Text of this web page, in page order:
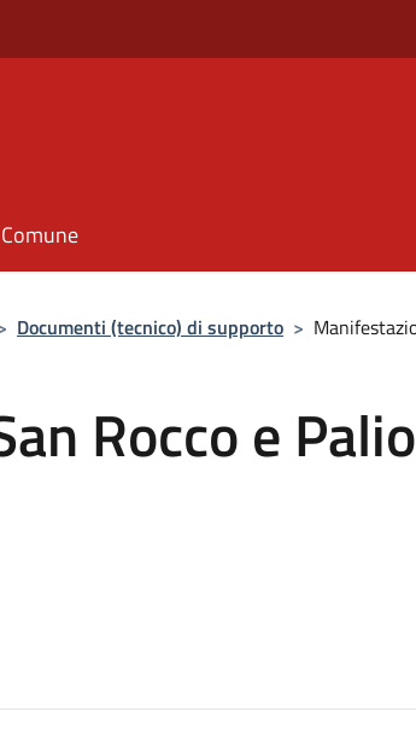
Documenti (tecnico) di supporto >
Rocco e Palio